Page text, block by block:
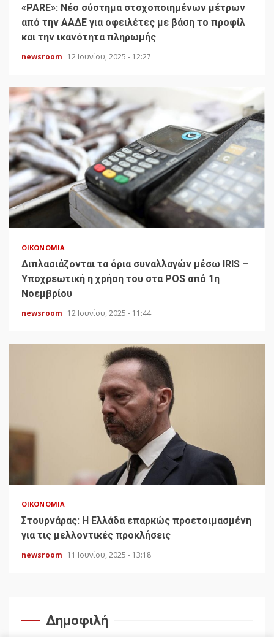
«PARE»: Νέο σύστημα στοχοποιημένων μέτρων
από την ΑΑΔΕ για οφειλέτες με βάση το προφίλ
και την ικανότητα πληρωμής
newsroom 12 Ιουνίου, 2025 - 12:27
ΟΙΚΟΝΟΜΊΑ
Διπλασιάζονται τα όρια συναλλαγών μέσω IRIS –
Υποχρεωτική η χρήση του στα POS από 1η
Νοεμβρίου
newsroom 12 Ιουνίου, 2025 - 11:44
ΟΙΚΟΝΟΜΊΑ
Στουρνάρας: Η Ελλάδα επαρκώς προετοιμασμένη
για τις μελλοντικές προκλήσεις
newsroom 11 Ιουνίου, 2025 - 13:18
Δημοφιλή